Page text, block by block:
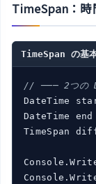
TimeSpan：
TimeSpan の基
// ─── 2つの
DateTime
DateTime
TimeSpan